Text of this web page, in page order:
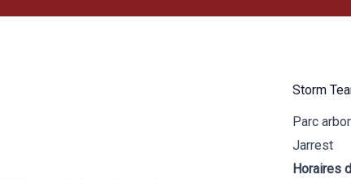
Storm
Parc
Jarrest
Horaires